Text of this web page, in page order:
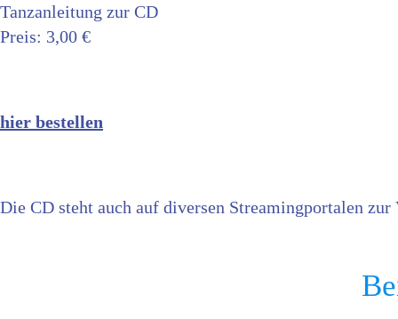
Tanzanleitung zur CD
Preis: 3,00 €
hier bestellen
Die CD steht auch auf diversen Streamingportalen zur